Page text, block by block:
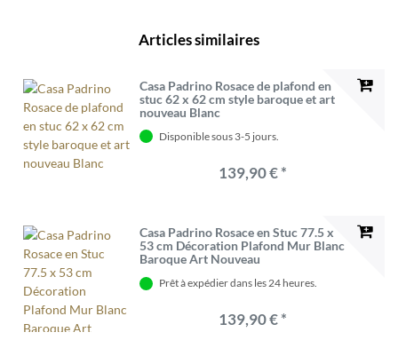
Articles similaires
Casa Padrino Rosace de plafond en
stuc 62 x 62 cm style baroque et art
nouveau Blanc
Disponible sous 3-5 jours.
139,90 € *
Casa Padrino Rosace en Stuc 77.5 x
53 cm Décoration Plafond Mur Blanc
Baroque Art Nouveau
Prêt à expédier dans les 24 heures.
139,90 € *